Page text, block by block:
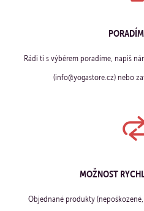
Rádi ti s výběrem poradíme, napiš
(info@yogastore.cz) nebo
MOŽNOST
Objednané produkty